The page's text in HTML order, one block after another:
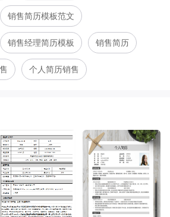
销售简历模板范文
销售经理简历模板 销售简历
个人简历销售